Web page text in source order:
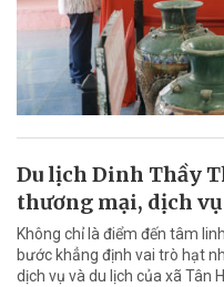
Du lịch Dinh Thầy
thương mại, dịch
Không chỉ là điểm đến tâm
bước khẳng định vai trò hạt
dịch vụ và du lịch của xã Tân